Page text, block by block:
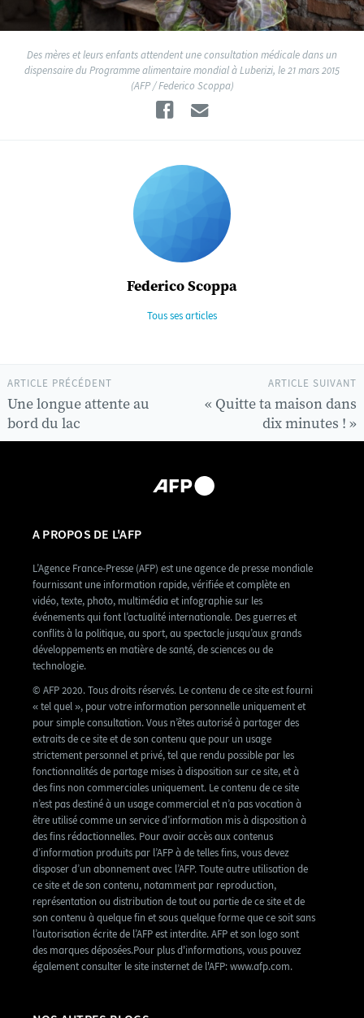
Des mères et leurs enfants attendent une consultation médicale dans un
dispensaire du Programme alimentaire mondial à Luberizi, le 21 mars 2015
(AFP / Federico Scoppa)
Facebook
Federico Scoppa
Tous ses articles
ARTICLE SUIVANT
« Quitte ta maison dans
dix minutes ! »
ARTICLE PRÉCÉDENT
Une longue attente au
bord du lac
A PROPOS DE L'AFP
L’Agence France-Presse (AFP) est une agence de presse mondiale
fournissant une information rapide, vérifiée et complète en
vidéo, texte, photo, multimédia et infographie sur les
événements qui font l’actualité internationale. Des guerres et
conflits à la politique, au sport, au spectacle jusqu’aux grands
développements en matière de santé, de sciences ou de
technologie.
© AFP 2020. Tous droits réservés. Le contenu de ce site est fourni
« tel quel », pour votre information personnelle uniquement et
pour simple consultation. Vous n’êtes autorisé à partager des
extraits de ce site et de son contenu que pour un usage
strictement personnel et privé, tel que rendu possible par les
fonctionnalités de partage mises à disposition sur ce site, et à
des fins non commerciales uniquement. Le contenu de ce site
n’est pas destiné à un usage commercial et n’a pas vocation à
être utilisé comme un service d’information mis à disposition à
des fins rédactionnelles. Pour avoir accès aux contenus
d’information produits par l’AFP à de telles fins, vous devez
disposer d’un abonnement avec l’AFP. Toute autre utilisation de
ce site et de son contenu, notamment par reproduction,
représentation ou distribution de tout ou partie de ce site et de
son contenu à quelque fin et sous quelque forme que ce soit sans
l’autorisation écrite de l’AFP est interdite. AFP et son logo sont
des marques déposées.Pour plus d'informations, vous pouvez
également consulter le site insternet de l'AFP: www.afp.com.